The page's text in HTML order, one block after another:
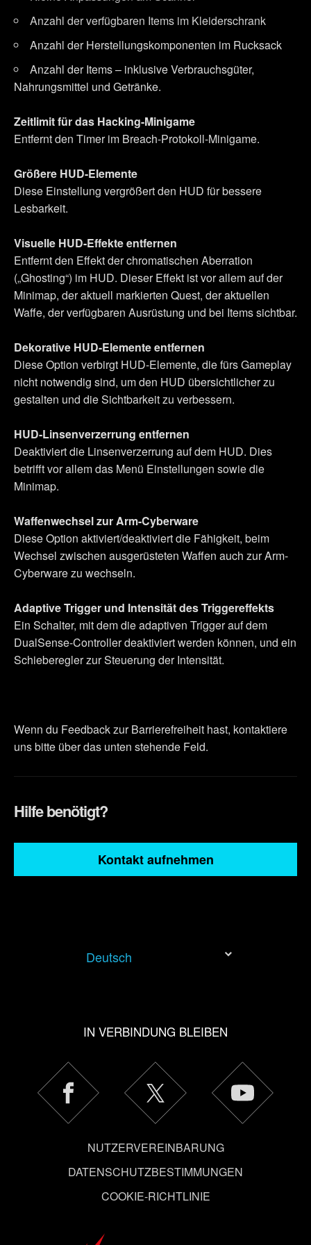
Alle Details zu unserer Nutzung von Cookies findest du
unten im Menü „Einstellungen“, wo du, falls gewünscht,
auch alle Einstellungen rund um das Thema Cookies
ändern kannst.
Anzahl der verfügbaren Items im Kleiderschrank
Anzahl der Herstellungskomponenten im Rucksack
Anzahl der Items – inklusive Verbrauchsgüter,
Nahrungsmittel und Getränke.
Zeitlimit für das Hacking-Minigame
Entfernt den Timer im Breach-Protokoll-Minigame.
Größere HUD-Elemente
Diese Einstellung vergrößert den HUD für bessere
Lesbarkeit.
Visuelle HUD-Effekte entfernen
Entfernt den Effekt der chromatischen Aberration
(„Ghosting“) im HUD. Dieser Effekt ist vor allem auf der
Minimap, der aktuell markierten Quest, der aktuellen
Waffe, der verfügbaren Ausrüstung und bei Items sichtbar.
Dekorative HUD-Elemente entfernen
Diese Option verbirgt HUD-Elemente, die fürs Gameplay
nicht notwendig sind, um den HUD übersichtlicher zu
gestalten und die Sichtbarkeit zu verbessern.
HUD-Linsenverzerrung entfernen
Deaktiviert die Linsenverzerrung auf dem HUD. Dies
betrifft vor allem das Menü Einstellungen sowie die
Minimap.
Waffenwechsel zur Arm-Cyberware
Diese Option aktiviert/deaktiviert die Fähigkeit, beim
Wechsel zwischen ausgerüsteten Waffen auch zur Arm-
Cyberware zu wechseln.
Adaptive Trigger und Intensität des Triggereffekts
Ein Schalter, mit dem die adaptiven Trigger auf dem
DualSense-Controller deaktiviert werden können, und ein
Schieberegler zur Steuerung der Intensität.
Wenn du Feedback zur Barrierefreiheit hast, kontaktiere
uns bitte über das unten stehende Feld.
Hilfe benötigt?
Kontakt aufnehmen
Deutsch
IN VERBINDUNG BLEIBEN
NUTZERVEREINBARUNG
DATENSCHUTZBESTIMMUNGEN
COOKIE-RICHTLINIE